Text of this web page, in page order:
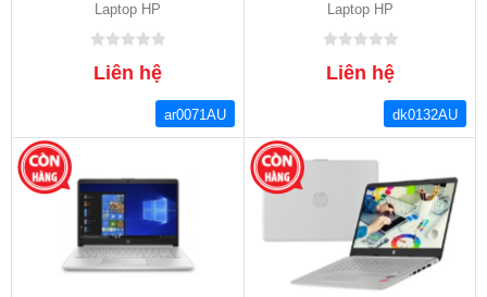
Laptop HP
Liên hệ
ar0071AU
Laptop HP
Liên hệ
dk0132AU